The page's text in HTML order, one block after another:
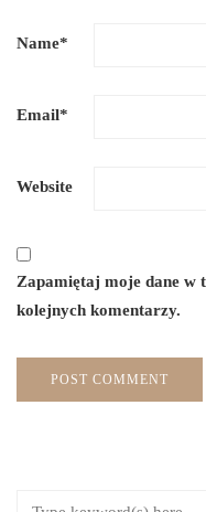
Name*
Email*
Website
Zapamiętaj moje dane w
kolejnych komentarzy.